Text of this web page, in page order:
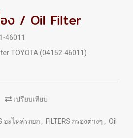
อง / Oil Filter
46011
TOYOTA (04152-46011)
เปรียบเทียบ
อะไหล่รถยก, FILTERS กรองต่างๆ , Oil